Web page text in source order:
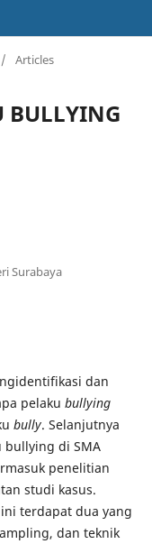
/ Articles
BULLYING
Surabaya
dan
pelaku bullying
bully. Selanjutnya
di SMA
penelitian
studi kasus.
terdapat dua yang
dan teknik